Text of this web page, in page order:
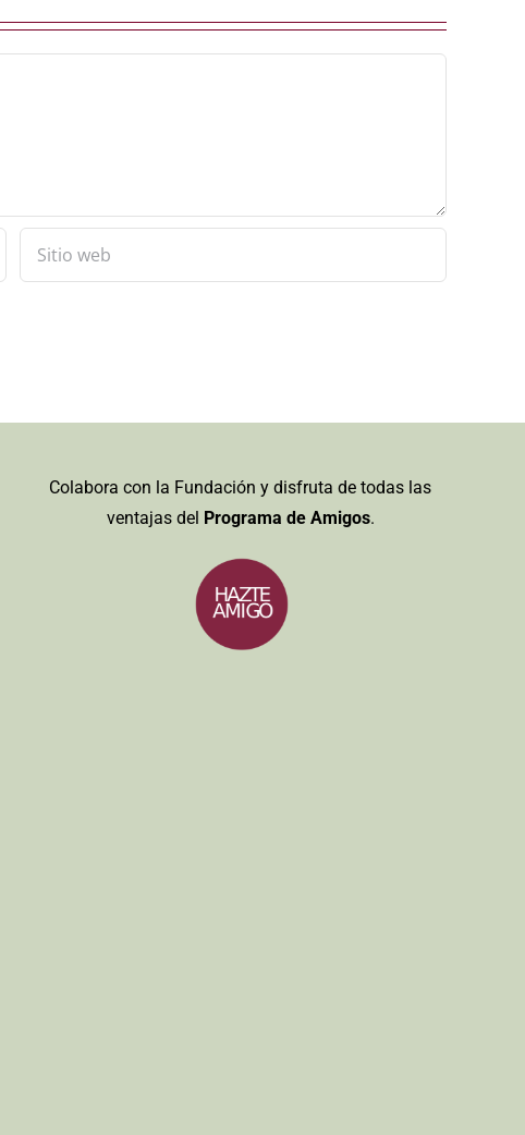
Colabora con la Fundación y disfruta de todas las
ventajas del Programa de Amigos.